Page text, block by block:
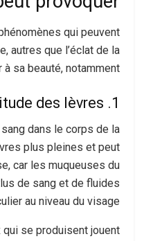
qui peuvent
autres que l’éclat de la
sa beauté, notamment :
1. La plénitude des lèvres
dans le corps de la
plus pleines et peut
car les muqueuses du
de sang et de fluides
au niveau du visage.
qui se produisent jouent